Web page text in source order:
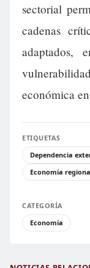
sectorial
cadenas
adaptados,
económica
ETIQUETAS
Dependencia
Economía
CATEGORÍA
Economía